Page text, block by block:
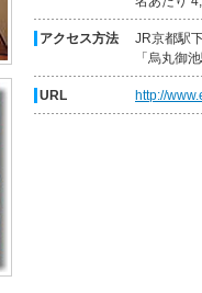
アクセス方法
JR京都駅
「烏丸御
URL http://